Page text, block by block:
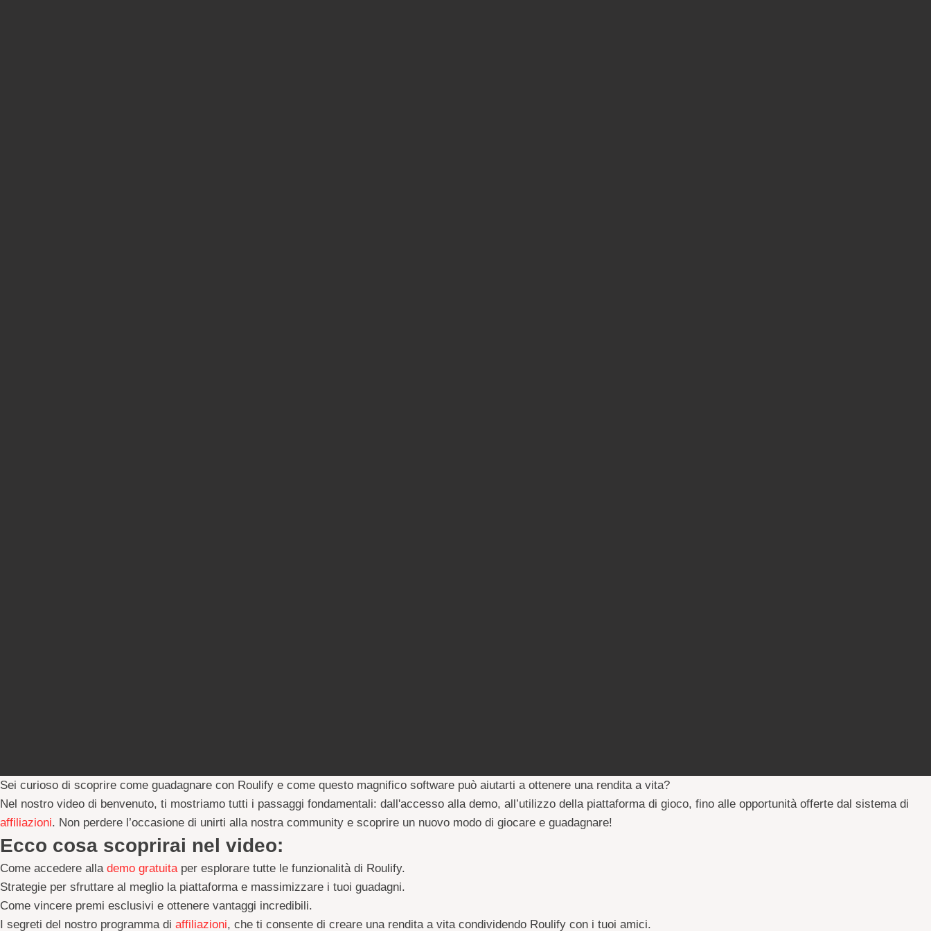
Sei curioso di scoprire come guadagnare con Roulify e come questo magnifico software può aiutarti a ottenere una rendita a vita?
Nel nostro video di benvenuto
affiliazioni. Non perdere l’occasione di unirti alla nostra community e scoprire un nuovo modo di giocare e guadagnare!
Ecco cosa scoprirai nel video:
Come accedere alla demo gratuitaper esplorare tutte le funzionalità di Roulify.
Strategie per sfruttare al meglio la piattaforma e massimizzare i tuoi guadagni.
Come vincere premi esclusivi e ottenere vantaggi incredibili.
I segreti del nostro programma di affiliazioni, che ti consente di creare una rendita a vita condividendo Roulify con i tuoi amici.